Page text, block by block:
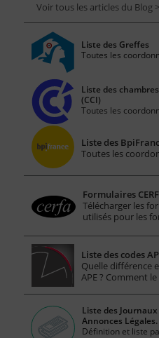
Voir tous les articles du Blog >
Liste des Greffes
Toutes les
Liste des
(CCI)
Toutes les
Liste des
Toutes les
Formulaires
Télécharger les
utilisés pour les
Liste des codes
Quelle différence
APE ? Comment
Liste des
Annonces Légales.
Définition et liste